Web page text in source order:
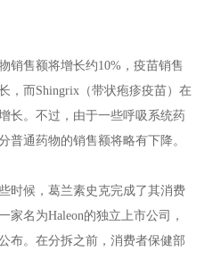
销售额将增长约10%，疫苗销售
，而Shingrix（带状疱疹疫苗）在
长。不过，由于一些呼吸系统药
普通药物的销售额将略有下降。
时候，葛兰素史克完成了其消费
家名为Haleon的独立上市公司，
布。在分拆之前，消费者保健部